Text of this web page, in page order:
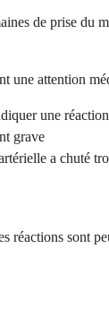
de prise
une attention
une
grave
a chuté
sont